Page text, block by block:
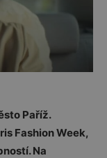
Paříž.
Fashion Week,
Na